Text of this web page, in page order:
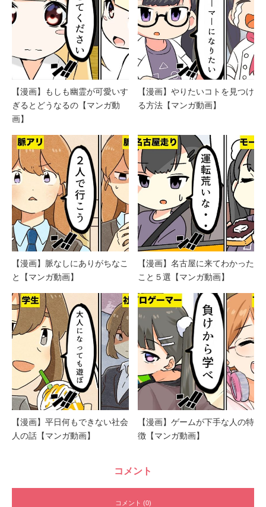
【漫画】もしも幽霊が可愛いす
ぎるとどうなるの【マンガ動
画】
【漫画】やりたいコトを見つけ
る方法【マンガ動画】
【漫画】脈なしにありがちなこ
と【マンガ動画】
【漫画】名古屋に来てわかった
こと５選【マンガ動画】
【漫画】平日何もできない社会
人の話【マンガ動画】
【漫画】ゲームが下手な人の特
徴【マンガ動画】
コメント
コメント (0)